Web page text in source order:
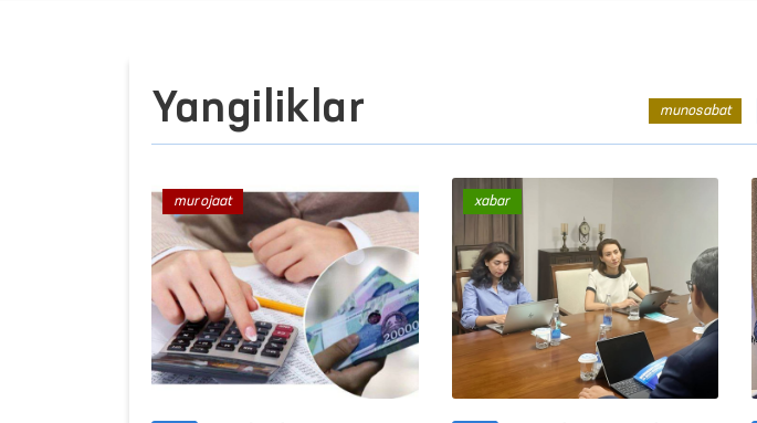
Yangiliklar munosabat
murojaat xabar
Inson huquqlari — oliy qadriyat